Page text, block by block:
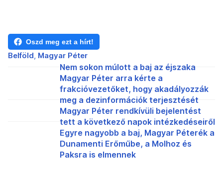
Oszd meg ezt a hírt!
Belföld Magyar Péter
Nem sokon múlott a baj az éjszaka
Magyar Péter arra kérte a
frakcióvezetőket, hogy akadályozzák
meg a dezinformációk terjesztését
Magyar Péter rendkívüli bejelentést
tett a következő napok intézkedéseiről
Egyre nagyobb a baj, Magyar Péterék a
Dunamenti Erőműbe, a Molhoz és
Paksra is elmennek